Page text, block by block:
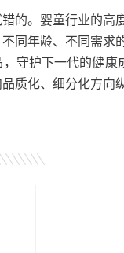
。婴童行业的高
同年龄、不同需
守护下一代的健康
质化、细分化方向